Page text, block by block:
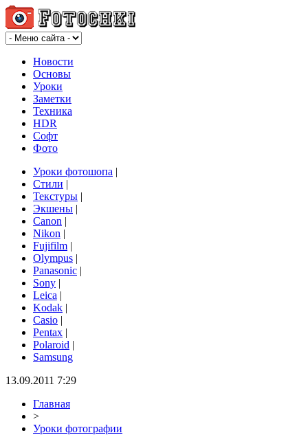
Новости
Основы
Уроки
Заметки
Техника
HDR
Софт
Фото
Уроки фотошопа |
Стили |
Текстуры |
Экшены |
Canon |
Nikon |
Fujifilm |
Olympus |
Panasonic |
Sony |
Leica |
Kodak |
Casio |
Pentax |
Polaroid |
Samsung
13.09.2011 7:29
Главная
>
Уроки фотографии